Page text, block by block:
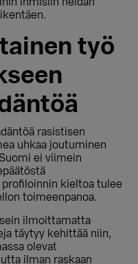
ihmisiin heidän
työ
rasistisen
uhkaa joutuminen
ei viimein
kieltoa tulee
toimeenpanoa.
ilmoittamatta
täytyy kehittää niin,
olevat
ilman raskaan